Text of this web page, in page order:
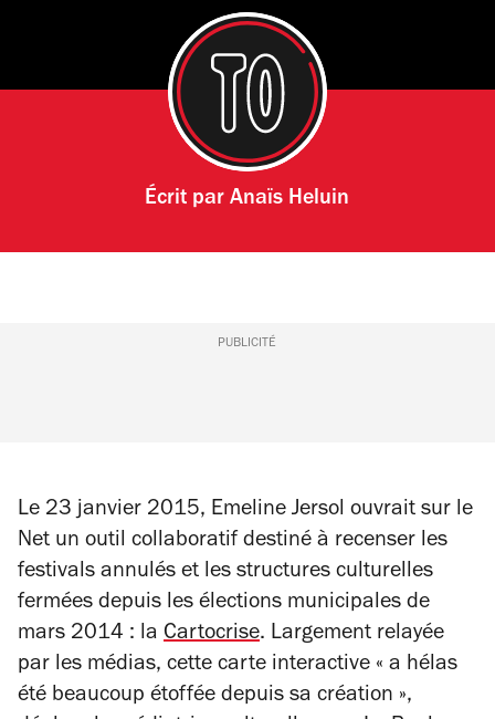
Écrit parAnaïs Heluin
PUBLICITÉ
Le 23 janvier 2015, Emeline Jersol ouvrait sur le
Net un outil collaboratif destiné à recenser les
festivals annulés et les structures culturelles
fermées depuis les élections municipales de
mars 2014 : la Cartocrise. Largement relayée
par les médias, cette carte interactive « a hélas
été beaucoup étoffée depuis sa création »,